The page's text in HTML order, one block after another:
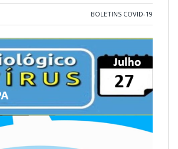
BOLETINS COVID-19